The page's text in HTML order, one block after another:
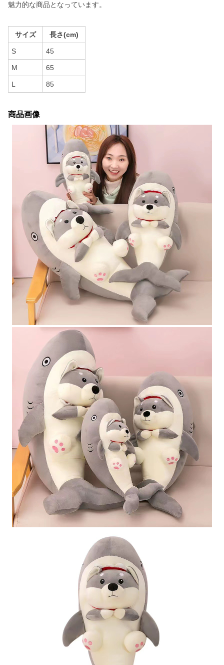
魅力的な商品となっています。
サイズ 長さ(cm)
S 45
M 65
L 85
商品画像